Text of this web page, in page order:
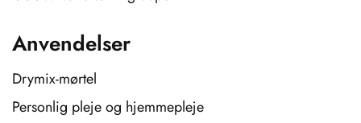
Anvendelser
Drymix-mørtel
Personlig pleje og hjemmepleje